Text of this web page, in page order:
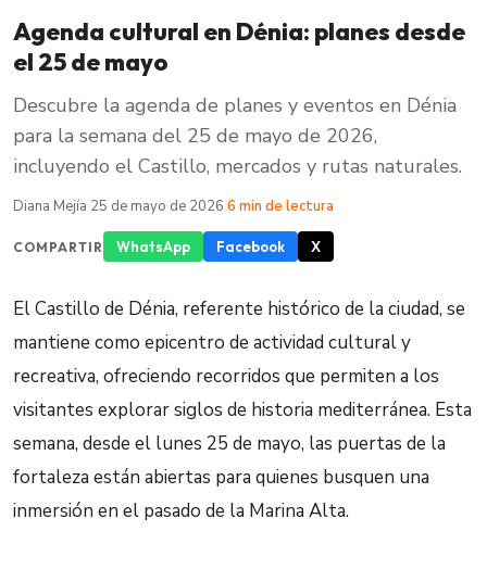
Agenda cultural en Dénia: planes desde
el 25 de mayo
Descubre la agenda de planes y eventos en Dénia
para la semana del 25 de mayo de 2026,
incluyendo el Castillo, mercados y rutas naturales.
Diana Mejía·25 de mayo de 2026·6 min de lectura
COMPARTIR WhatsApp Facebook X
El Castillo de Dénia, referente histórico de la ciudad, se
mantiene como epicentro de actividad cultural y
recreativa, ofreciendo recorridos que permiten a los
visitantes explorar siglos de historia mediterránea. Esta
semana, desde el lunes 25 de mayo, las puertas de la
fortaleza están abiertas para quienes busquen una
inmersión en el pasado de la Marina Alta.